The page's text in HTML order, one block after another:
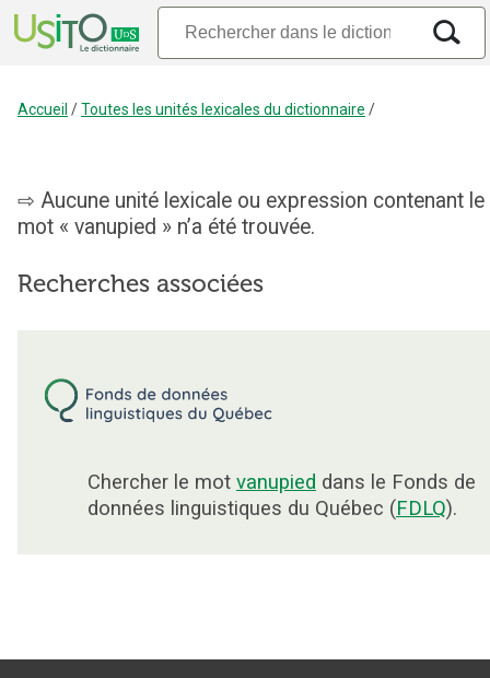
Accueil /Toutes les unités lexicales du dictionnaire /
Aucune unité lexicale ou expression contenant le
mot « vanupied » n’a été trouvée.
Recherches associées
Chercher le mot vanupied dans le Fonds de
données linguistiques du Québec (FDLQ).